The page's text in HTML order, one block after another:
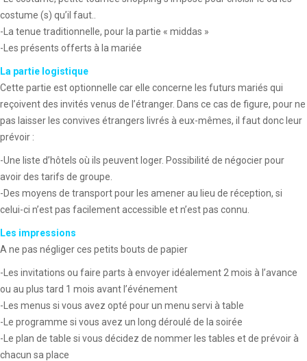
costume (s) qu’il faut..
-La tenue traditionnelle, pour la partie « middas »
-Les présents offerts à la mariée
La partie logistique
Cette partie est optionnelle car elle concerne les futurs mariés qui
reçoivent des invités venus de l’étranger. Dans ce cas de figure, pour ne
pas laisser les convives étrangers livrés à eux-mêmes, il faut donc leur
prévoir :
-Une liste d’hôtels où ils peuvent loger. Possibilité de négocier pour
avoir des tarifs de groupe.
-Des moyens de transport pour les amener au lieu de réception, si
celui-ci n’est pas facilement accessible et n’est pas connu.
Les impressions
A ne pas négliger ces petits bouts de papier
-Les invitations ou faire parts à envoyer idéalement 2 mois à l’avance
ou au plus tard 1 mois avant l’événement
-Les menus si vous avez opté pour un menu servi à table
-Le programme si vous avez un long déroulé de la soirée
-Le plan de table si vous décidez de nommer les tables et de prévoir à
chacun sa place